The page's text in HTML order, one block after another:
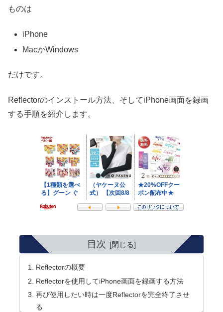
ものは
iPhone
MacかWindows
だけです。
Reflectorのインストール方法、そしてiPhone画面を録画
する手順を紹介します。
目次
Reflectorの概要
Reflectorを使用してiPhone画面を録画する方法
再び使用したい時は一度Reflectorを完全終了させ
る